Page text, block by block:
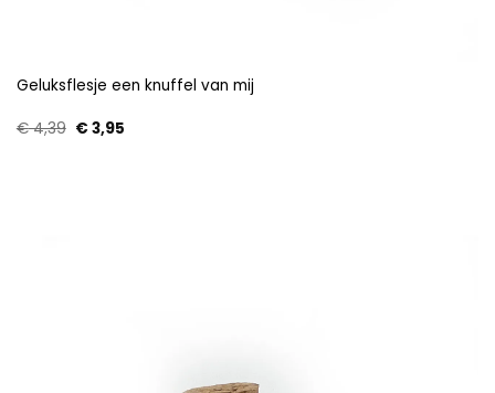
Geluksflesje een knuffel van mij
€4,39 Oorspronkelijke
prijs
€3,95Huidige